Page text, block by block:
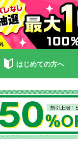
はじめての方へ